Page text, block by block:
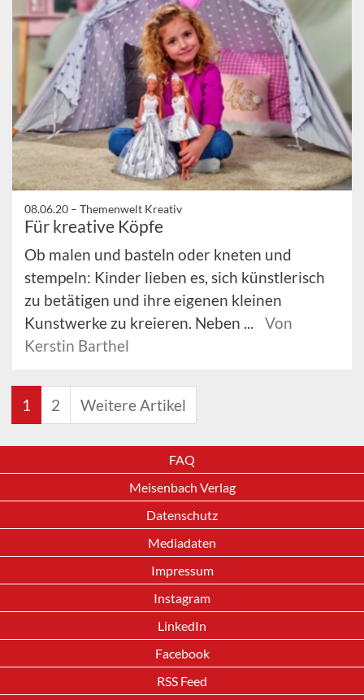
08.06.20 – Themenwelt Kreativ
Für kreative Köpfe
Ob malen und basteln oder kneten und
stempeln: Kinder lieben es, sich künstlerisch
zu betätigen und ihre eigenen kleinen
Kunstwerke zu kreieren. Neben ...
Von
Kerstin Barthel
1 2 Weitere Artikel
FAQ
Meisenbach Verlag
Datenschutz
Mediadaten
Impressum
Instagram
LinkedIn
Facebook
RSS Feed